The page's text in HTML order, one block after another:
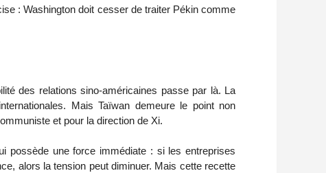
: Washington doit cesser de traiter Pékin comme
des relations sino-américaines passe par là. La
Mais Taïwan demeure le point non
et pour la direction de Xi.
possède une force immédiate : si les entreprises
alors la tension peut diminuer. Mais cette recette